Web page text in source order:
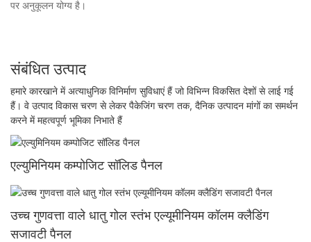
पर अनुकूलन योग्य है।
संबंधित उत्पाद
हमारे कारखाने में अत्याधुनिक विनिर्माण सुविधाएं हैं जो विभिन्न विकसित देशों से लाई गई
हैं। वे उत्पाद विकास चरण से लेकर पैकेजिंग चरण तक, दैनिक उत्पादन मांगों का समर्थन
करने में महत्वपूर्ण भूमिका निभाते हैं
एल्युमिनियम कम्पोजिट सॉलिड पैनल
उच्च गुणवत्ता वाले धातु गोल स्तंभ एल्यूमीनियम कॉलम क्लैडिंग
सजावटी पैनल